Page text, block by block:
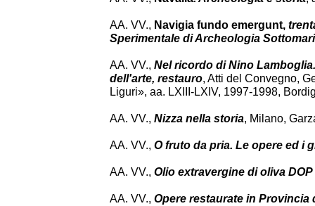
AA. VV., Navigia fundo emergunt,
Sperimentale di Archeologia
AA. VV., Nel ricordo di Nino
dell'arte, restauro, Atti del Convegno,
Liguri», aa. LXIII-LXIV, 1997-1998,
AA. VV., Nizza nella storia, Milano,
AA. VV., O fruto da pria. Le opere ed i
AA. VV., Olio extravergine di oliva
AA. VV., Opere restaurate in Provincia